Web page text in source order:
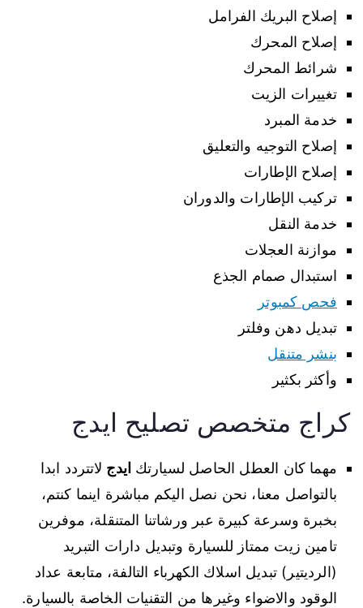
إصلاح البريك الفرامل
إصلاح المحرك
شرائط المحرك
تغييرات الزيت
خدمة المبرد
إصلاح التوجيه والتعليق
إصلاح الإطارات
تركيب الإطارات والدوران
خدمة النقل
موازنة العجلات
استبدال صمام الجذع
فحص كمبوتر
تبديل دهن وفلتر
بنشر متنقل
وأكثر بكثير
كراج متخصص تصليح ايدج
مهما كان العطل الحاصل لسيارتك ايدج لاتتردد ابدا
بالتواصل معنا، نحن نصل اليكم مباشرة اينما كنتم،
بخبرة وسرعة كبيرة عبر ورشاتنا المتنقلة، موفرين
تامين زيت ممتاز للسيارة وتبديل دارات التبريد
(الرديتير) تبديل اسلاك الكهرباء التالفة، متابعة عداد
الوقود والاضواء وغيرها من التقنيات الخاصة بالسيارة.